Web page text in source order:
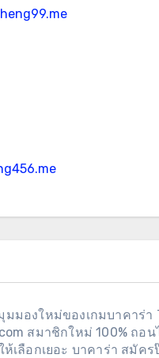
มมองใหม่ของเกมบาคาร่า
สมาชิกใหม่ 100% ถอน
ห้เลือกเยอะ บาคาร่า สมัค